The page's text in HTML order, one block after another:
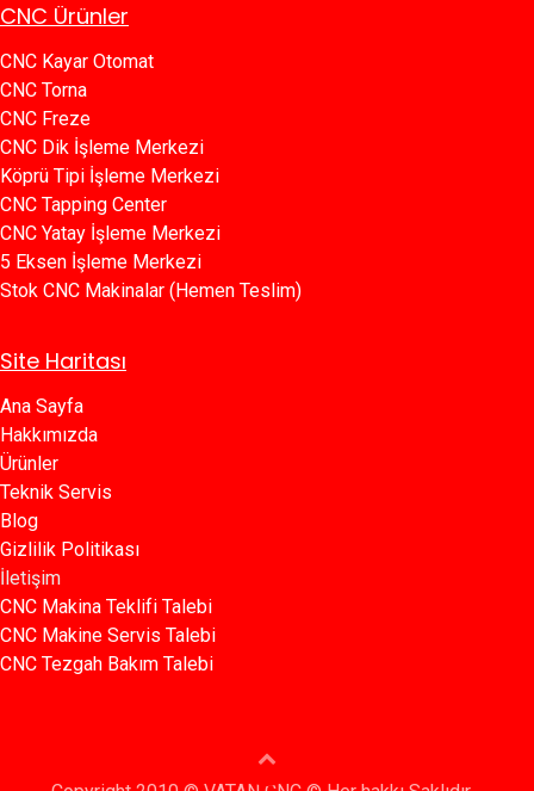
CNC Ürünler
CNC Kayar Otomat
CNC Torna
CNC Freze
CNC Dik İşleme Merkezi
Köprü Tipi İşleme Merkezi
C​​NC Tapping Center
CNC Yatay İşleme Merkezi
5 Eksen İşleme Merkezi
Stok CNC Makinalar (Hemen Teslim)
Site Haritası
Ana Sayfa​​
Hakkımızda
Ürünler​
Teknik Servis
Blog​​
Gizlilik Politikası​​
İletişim
CNC Makina Teklifi Talebi
CNC Makine Servis Talebi
CNC Tezgah Bakım Talebi